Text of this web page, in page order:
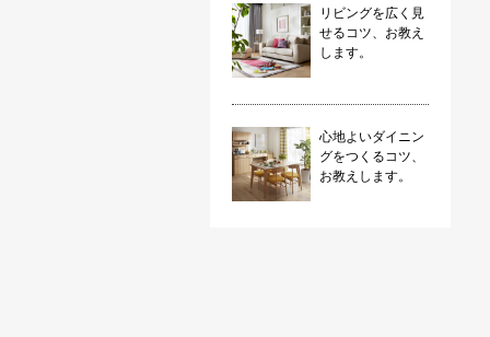
リビングを広く見
せるコツ、お教え
します。
心地よいダイニン
グをつくるコツ、
お教えします。